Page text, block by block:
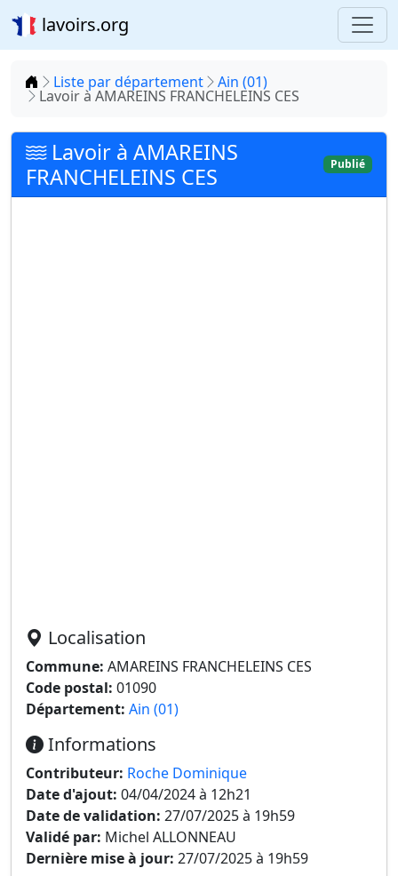
lavoirs.org
Accueil
Liste par département Ain (01)
Lavoir à AMAREINS FRANCHELEINS CES
Lavoir à AMAREINS
FRANCHELEINS CES
Publié
Localisation
Commune: AMAREINS FRANCHELEINS CES
Code postal: 01090
Département: Ain (01)
Informations
Contributeur: Roche Dominique
Date d'ajout: 04/04/2024 à 12h21
Date de validation: 27/07/2025 à 19h59
Validé par: Michel ALLONNEAU
Dernière mise à jour: 27/07/2025 à 19h59